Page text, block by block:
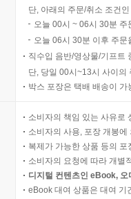
단, 아래의 주문/취소 조건
오늘 00시 ~ 06시 30분
오늘 06시 30분 이후 주
직수입 음반/영상물/기프트
단, 당일 00시~13시 사이의
박스 포장은 택배 배송이
소비자의 책임 있는 사유로
소비자의 사용, 포장 개봉
복제가 가능한 상품 등의
소비자의 요청에 따라 개별
디지털 컨텐츠인 eBook,
eBook 대여 상품은 대여 기